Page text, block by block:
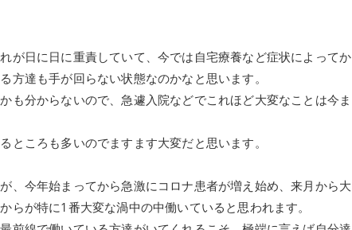
が日に日に重責していて、今では自宅療養など症状によってか
方達も手が回らない状態なのかなと思います。
も分からないので、急遽入院などでこれほど大変なことは今ま
ころも多いのでますます大変だと思います。
、今年始まってから急激にコロナ患者が増え始め、来月から大
が特に1番大変な渦中の中働いていると思われます。